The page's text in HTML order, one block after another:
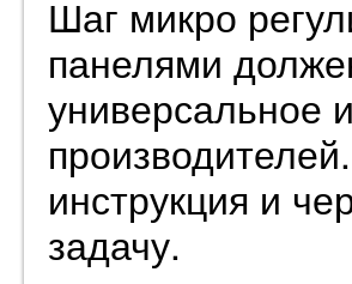
Шаг микро
панелями
универсальное
инструкция и
задачу.